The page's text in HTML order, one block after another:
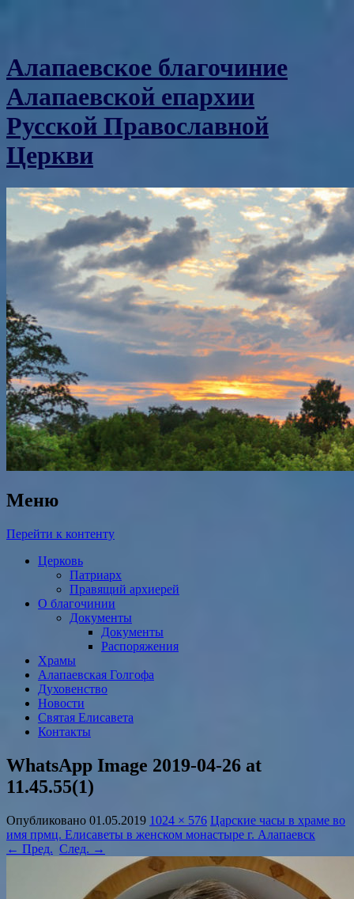
Алапаевское благочиние
Алапаевской епархии
Русской Православной
Церкви
Меню
Перейти к контенту
Церковь
Патриарх
Правящий архиерей
О благочинии
Документы
Документы
Распоряжения
Храмы
Алапаевская Голгофа
Духовенство
Новости
Святая Елисавета
Контакты
WhatsApp Image 2019-04-26 at
11.45.55(1)
Опубликовано 01.05.2019 1024 × 576 Царские часы в храме во
имя прмц. Елисаветы в женском монастыре г. Алапаевск
← Пред. След. →